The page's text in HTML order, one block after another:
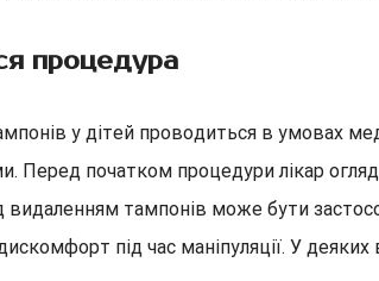
процедура
у дітей проводиться в умовах
Перед початком процедури лікар
тампонів може бути
під час маніпуляції. У